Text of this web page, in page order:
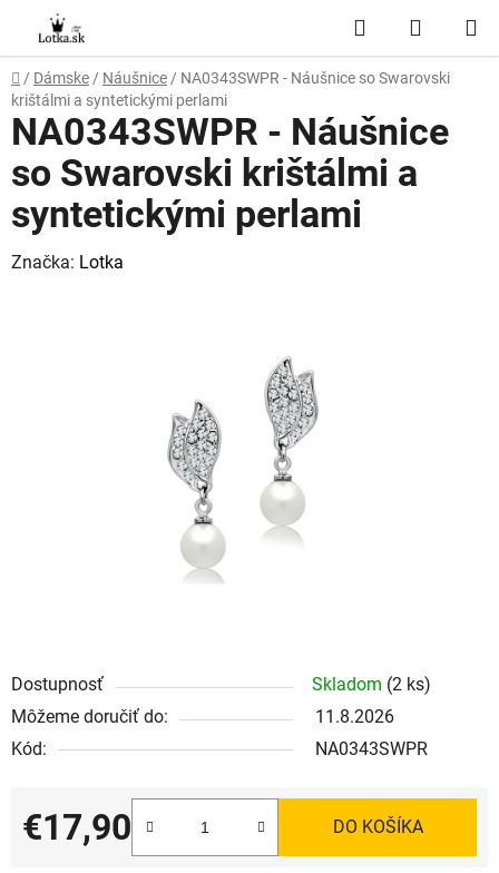
obsah
Hľadať
KOŠÍK
Domov
/ Dámske / Náušnice / NA0343SWPR - Náušnice so Swarovski
krištálmi a syntetickými perlami
Dostupnosť Skladom (2 ks)
Môžeme doručiť do:
11.8.2026
Kód:
NA0343SWPR
€17,90
Jednotková cena:
DO KOŠÍKA
NA0343SWPR - Náušnice
so Swarovski krištálmi a
syntetickými perlami
Značka: Lotka